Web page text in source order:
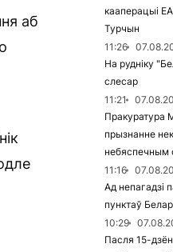
аб
кааперацыі
Турчын
11:26
На рудніку
слесар
11:21
Пракуратура
прызнанне
небяспечным
11:16
Ад непагадзі
пунктаў
10:29
Пасля 15-